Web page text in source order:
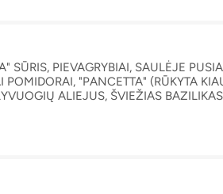
SŪRIS, PIEVAGRYBIAI, SAULĖJE
"PANCETTA" (RŪKYTA
ALIEJUS, ŠVIEŽIAS BAZILIKAS